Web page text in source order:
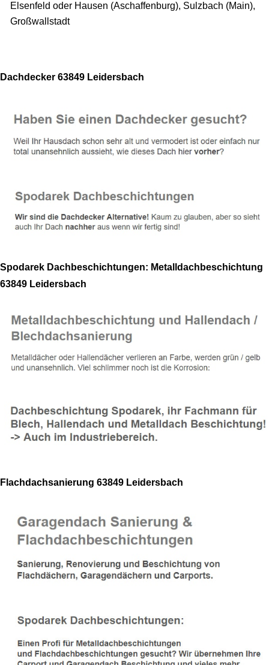
Elsenfeld oder Hausen (Aschaffenburg), Sulzbach (Main),
Großwallstadt
Dachdecker 63849 Leidersbach
Spodarek Dachbeschichtungen: Metalldachbeschichtung
63849 Leidersbach
Flachdachsanierung 63849 Leidersbach